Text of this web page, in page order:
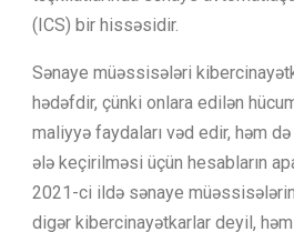
(ICS) bir hissəsidir.
Sənaye müəssisələri
hədəfdir, çünki onlara edilən
maliyyə faydaları vəd edir, həm
ələ keçirilməsi üçün hesabların
2021-ci ildə sənaye
digər kibercinayətkarlar deyil,